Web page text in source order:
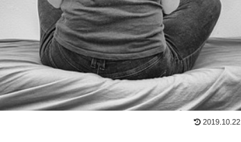
2019.10.22